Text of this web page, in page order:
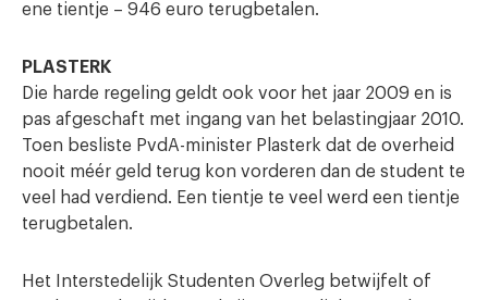
ene tientje – 946 euro terugbetalen.
PLASTERK
Die harde regeling geldt ook voor het jaar 2009 en is
pas afgeschaft met ingang van het belastingjaar 2010.
Toen besliste PvdA-minister Plasterk dat de overheid
nooit méér geld terug kon vorderen dan de student te
veel had verdiend. Een tientje te veel werd een tientje
terugbetalen.
Het Interstedelijk Studenten Overleg betwijfelt of